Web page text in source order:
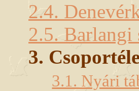
2.4.
2.5. Barlangi
3.
3.1. Nyári